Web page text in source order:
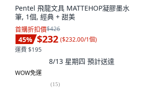
Pentel 飛龍文具 MATTEHOP凝膠墨水
筆, 1個, 經典 + 甜美
首購折扣價$426
45% $232 ($232.00/1個)
運費 $195
8/13 星期四 預計送達
WOW免運
(15)